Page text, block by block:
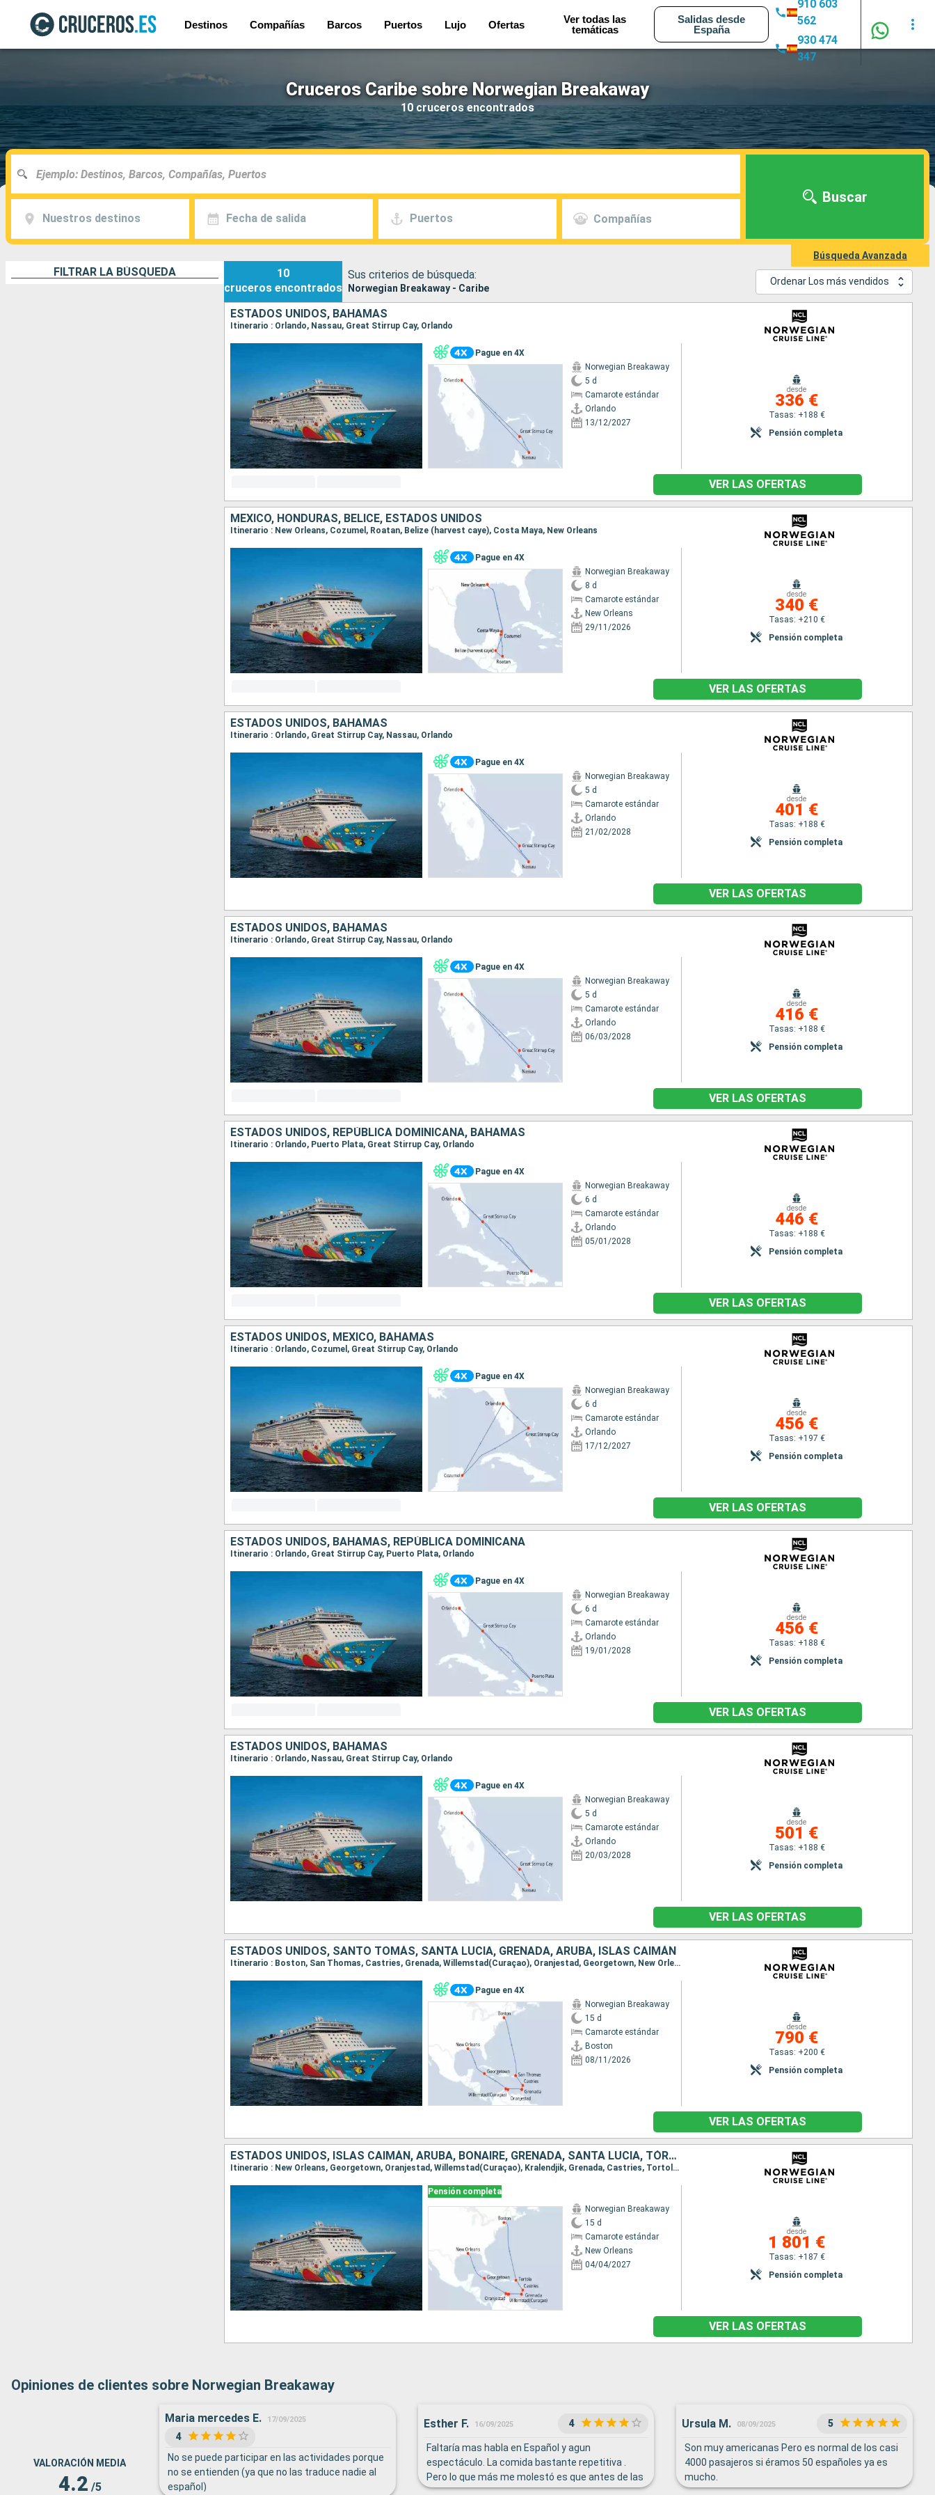
Destinos Compañías Barcos Puertos Lujo Ofertas
Ver todas las
temáticas
Salidas desde
España
910 603
562
930 474
347
Cruceros Caribe sobre Norwegian Breakaway
10 cruceros encontrados
Nuestros destinos Fecha de salida Puertos Compañías
Buscar
Búsqueda Avanzada
FILTRAR LA BÚSQUEDA
10
cruceros encontrados
Sus criterios de búsqueda:
Norwegian Breakaway - Caribe
Ordenar Los más vendidos
ESTADOS UNIDOS, BAHAMAS
Itinerario : Orlando, Nassau, Great Stirrup Cay, Orlando
Pague en 4X
Norwegian Breakaway
5 d
Camarote estándar
Orlando
13/12/2027
desde
336 €
Tasas: +188 €
Pensión completa
VER LAS OFERTAS
MÉXICO, HONDURAS, BELICE, ESTADOS UNIDOS
Itinerario : New Orleans, Cozumel, Roatan, Belize (harvest caye), Costa Maya, New Orleans
Pague en 4X
Norwegian Breakaway
8 d
Camarote estándar
New Orleans
29/11/2026
desde
340 €
Tasas: +210 €
Pensión completa
VER LAS OFERTAS
ESTADOS UNIDOS, BAHAMAS
Itinerario : Orlando, Great Stirrup Cay, Nassau, Orlando
Pague en 4X
Norwegian Breakaway
5 d
Camarote estándar
Orlando
21/02/2028
desde
401 €
Tasas: +188 €
Pensión completa
VER LAS OFERTAS
ESTADOS UNIDOS, BAHAMAS
Itinerario : Orlando, Great Stirrup Cay, Nassau, Orlando
Pague en 4X
Norwegian Breakaway
5 d
Camarote estándar
Orlando
06/03/2028
desde
416 €
Tasas: +188 €
Pensión completa
VER LAS OFERTAS
ESTADOS UNIDOS, REPÚBLICA DOMINICANA, BAHAMAS
Itinerario : Orlando, Puerto Plata, Great Stirrup Cay, Orlando
Pague en 4X
Norwegian Breakaway
6 d
Camarote estándar
Orlando
05/01/2028
desde
446 €
Tasas: +188 €
Pensión completa
VER LAS OFERTAS
ESTADOS UNIDOS, MÉXICO, BAHAMAS
Itinerario : Orlando, Cozumel, Great Stirrup Cay, Orlando
Pague en 4X
Norwegian Breakaway
6 d
Camarote estándar
Orlando
17/12/2027
desde
456 €
Tasas: +197 €
Pensión completa
VER LAS OFERTAS
ESTADOS UNIDOS, BAHAMAS, REPÚBLICA DOMINICANA
Itinerario : Orlando, Great Stirrup Cay, Puerto Plata, Orlando
Pague en 4X
Norwegian Breakaway
6 d
Camarote estándar
Orlando
19/01/2028
desde
456 €
Tasas: +188 €
Pensión completa
VER LAS OFERTAS
ESTADOS UNIDOS, BAHAMAS
Itinerario : Orlando, Nassau, Great Stirrup Cay, Orlando
Pague en 4X
Norwegian Breakaway
5 d
Camarote estándar
Orlando
20/03/2028
desde
501 €
Tasas: +188 €
Pensión completa
VER LAS OFERTAS
ESTADOS UNIDOS, SANTO TOMÁS, SANTA LUCIA, GRENADA, ARUBA, ISLAS CAIMÁN
Itinerario : Boston, San Thomas, Castries, Grenada, Willemstad(Curaçao), Oranjestad, Georgetown, New Orleans
Pague en 4X
Norwegian Breakaway
15 d
Camarote estándar
Boston
08/11/2026
desde
790 €
Tasas: +200 €
Pensión completa
VER LAS OFERTAS
ESTADOS UNIDOS, ISLAS CAIMÁN, ARUBA, BONAIRE, GRENADA, SANTA LUCIA, TÓRTOLA
Itinerario : New Orleans, Georgetown, Oranjestad, Willemstad(Curaçao), Kralendjik, Grenada, Castries, Tortola, Boston
Pensión completa
Norwegian Breakaway
15 d
Camarote estándar
New Orleans
04/04/2027
desde
1 801 €
Tasas: +187 €
Pensión completa
VER LAS OFERTAS
Opiniones de clientes sobre Norwegian Breakaway
VALORACIÓN MEDIA
4.2 /5
Maria mercedes E. 17/09/2025
4
No se puede participar en las actividades porque
no se entienden (ya que no las traduce nadie al
español)
Esther F. 16/09/2025 4
Faltaría mas habla en Español y agun
espectáculo. La comida bastante repetitiva .
Pero lo que más me molestó es que antes de las
22h de la noche se recogieran las butacas de las
Ursula M. 08/09/2025 5
Son muy americanas Pero es normal de los casi
4000 pasajeros si éramos 50 españoles ya es
mucho.